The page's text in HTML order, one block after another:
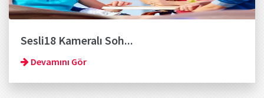
Sesli18 Kameralı Soh...
Devamını Gör